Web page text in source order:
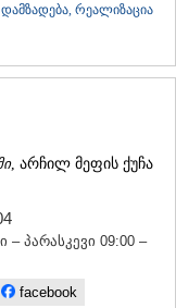
რეალიზაცია
, არჩილ მეფის ქუჩა
– პარასკევი 09:00 –
facebook